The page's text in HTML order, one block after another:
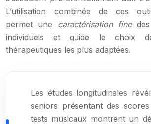
L’utilisation combinée de ces
permet une caractérisation fine
individuels et guide le choix
thérapeutiques les plus adaptées.
Les études longitudinales
seniors présentant des
tests musicaux montrent un